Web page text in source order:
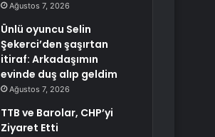
Ağustos 7, 2026
Ünlü oyuncu Selin
Şekerci’den şaşırtan
itiraf: Arkadaşımın
evinde duş alıp geldim
Ağustos 7, 2026
TTB ve Barolar, CHP’yi
Ziyaret Etti